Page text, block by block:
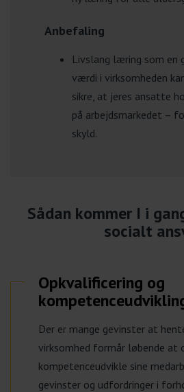
Anbefaling
Livslang læring som en
værdi i virksomheden
sikre, at jeres ansatte
på arbejdsmarkedet –
skyld.
Sådan kommer I i
socialt
Opkvalificering og
Der er mange gevinster at
virksomhed formår løbende at
kompetenceudvikle sine
gevinster og udfordringer i